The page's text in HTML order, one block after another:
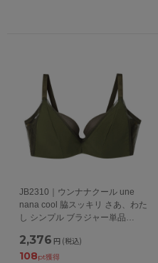
JB2310｜ウンナナクール une
nana cool 脇スッキリ さあ、わた
し シンプル ブラジャー単品
65/70/75/80cm
2,376 円 (税込)
108pt獲得